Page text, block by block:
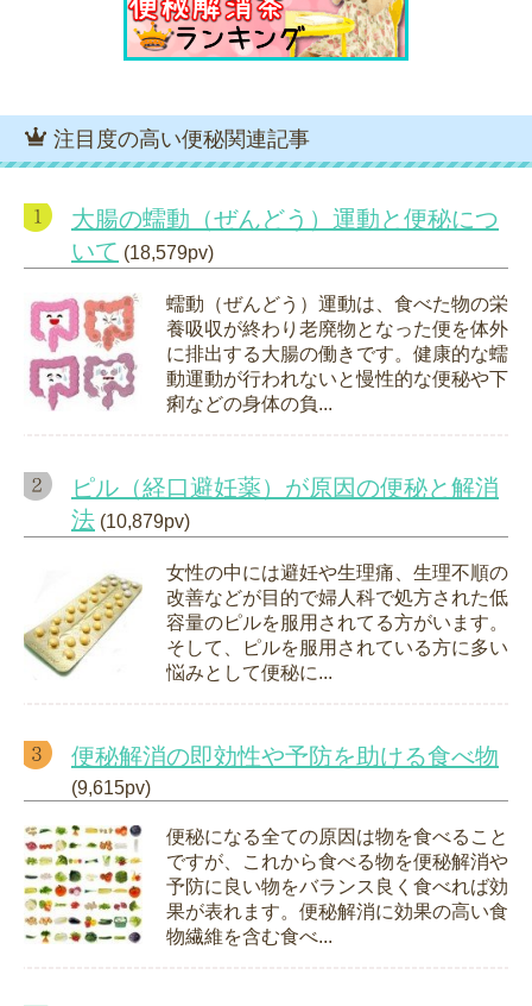
注目度の高い便秘関連記事
大腸の蠕動（ぜんどう）運動と便秘につ
いて (18,579pv)
蠕動（ぜんどう）運動は、食べた物の栄
養吸収が終わり老廃物となった便を体外
に排出する大腸の働きです。健康的な蠕
動運動が行われないと慢性的な便秘や下
痢などの身体の負...
ピル（経口避妊薬）が原因の便秘と解消
法 (10,879pv)
女性の中には避妊や生理痛、生理不順の
改善などが目的で婦人科で処方された低
容量のピルを服用されてる方がいます。
そして、ピルを服用されている方に多い
悩みとして便秘に...
便秘解消の即効性や予防を助ける食べ物
(9,615pv)
便秘になる全ての原因は物を食べること
ですが、これから食べる物を便秘解消や
予防に良い物をバランス良く食べれば効
果が表れます。便秘解消に効果の高い食
物繊維を含む食べ...